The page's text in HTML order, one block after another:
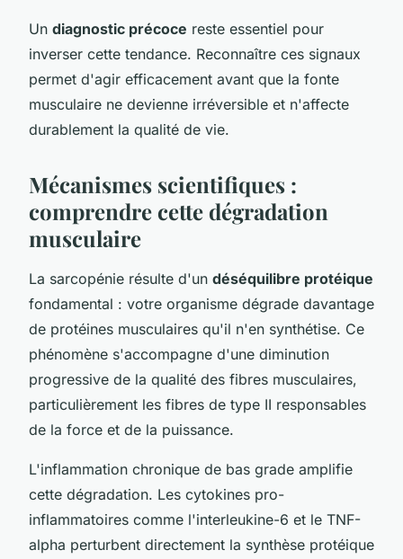
Un diagnostic précoce reste essentiel pour
inverser cette tendance. Reconnaître ces signaux
permet d'agir efficacement avant que la fonte
musculaire ne devienne irréversible et n'affecte
durablement la qualité de vie.
Mécanismes scientifiques :
comprendre cette dégradation
musculaire
La sarcopénie résulte d'un déséquilibre protéique
fondamental : votre organisme dégrade davantage
de protéines musculaires qu'il n'en synthétise. Ce
phénomène s'accompagne d'une diminution
progressive de la qualité des fibres musculaires,
particulièrement les fibres de type II responsables
de la force et de la puissance.
L'inflammation chronique de bas grade amplifie
cette dégradation. Les cytokines pro-
inflammatoires comme l'interleukine-6 et le TNF-
alpha perturbent directement la synthèse protéique